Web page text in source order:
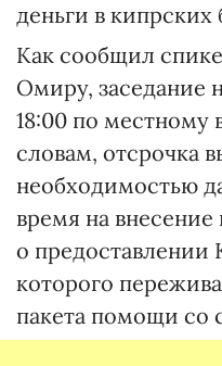
деньги в кипрских
Как сообщил
Омиру, заседание
18:00 по местному
словам, отсрочка
необходимостью
время на
о предоставлении
которого
пакета помощи